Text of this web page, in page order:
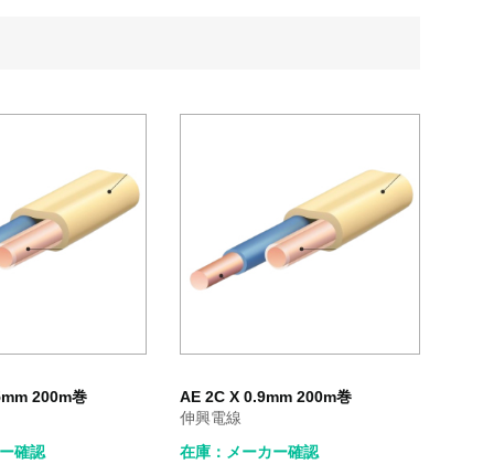
200m巻
確認
AE 2C X 0.9mm 200m巻
伸興電線
在庫：メーカー確認